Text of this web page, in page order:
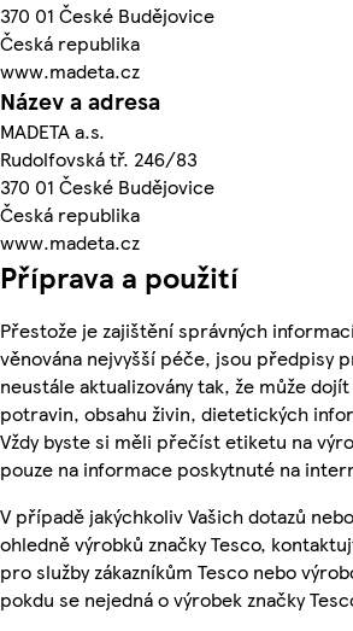
370 01 České Budějovice
Česká republika
www.madeta.cz
Název a adresa
MADETA a.s.
Rudolfovská tř. 246/83
370 01 České Budějovice
Česká republika
www.madeta.cz
Příprava a použití
Přestože je zajištění správných
věnována nejvyšší péče, jsou předpisy
neustále aktualizovány tak, že může
potravin, obsahu živin, dietetických
Vždy byste si měli přečíst etiketu na
pouze na informace poskytnuté na
V případě jakýchkoliv Vašich dotazů
ohledně výrobků značky Tesco,
pro služby zákazníkům Tesco nebo
pokdu se nejedná o výrobek značky